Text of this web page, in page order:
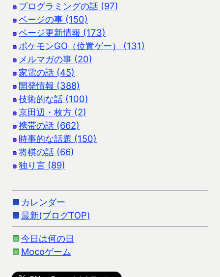
プログラミングの話 (97)
ページの事 (150)
ページ更新情報 (173)
ポケモンGO（位置ゲー） (131)
メルマガの事 (20)
家電の話 (45)
開発情報 (388)
技術的な話 (100)
京田辺・枚方 (2)
携帯の話 (662)
時事的な話題 (150)
将棋の話 (66)
独り言 (89)
カレンダー
最新(ブログTOP)
今日は何の日
Mocoゲーム